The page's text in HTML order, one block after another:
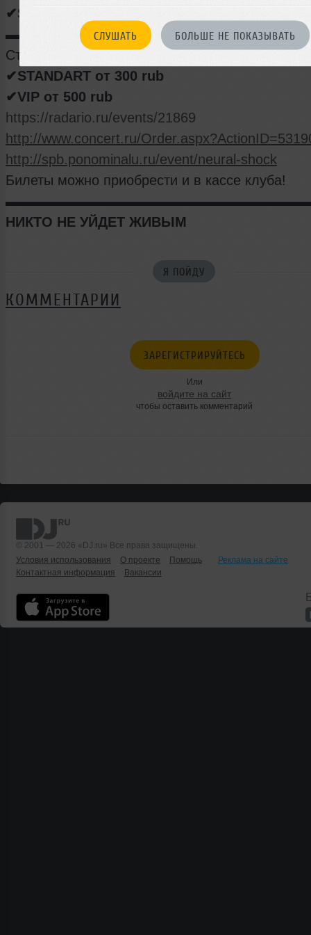
СЛУШАТЬ БОЛЬШЕ НЕ ПОКАЗЫВАТЬ
✔SPLAZH
Стартовала предпродажа билетов!
✔STANDART от 300 rub
✔VIP от 500 rub
https://radario.ru/events/21869
http://www.concert.ru/
http://spb.ponominalu.ru/event/neural-shock
Билеты можно приобрести и в кассе клуба!
НИКТО НЕ УЙДЕТ ЖИВЫМ
Я ПОЙДУ
КОММЕНТАРИИ
ЗАРЕГИСТРИРУЙТЕСЬ
Или
войдите на сайт
чтобы оставить комментарий
© 2001 — 2026 «DJ.ru» Все права защищены.
Условия использования
О проекте Помощь
Реклама на сайте
Контактная информация
Вакансии